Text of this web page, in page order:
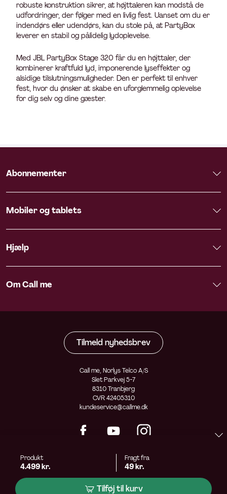
robuste konstruktion sikrer, at højttaleren kan modstå de
udfordringer, der følger med en livlig fest. Uanset om du er
indendørs eller udendørs, kan du stole på, at PartyBox
leverer en stabil og pålidelig lydoplevelse.
Med JBL PartyBox Stage 320 får du en højttaler, der
kombinerer kraftfuld lyd, imponerende lyseffekter og
alsidige tilslutningsmuligheder. Den er perfekt til enhver
fest, hvor du ønsker at skabe en uforglemmelig oplevelse
for dig selv og dine gæster.
Produkt
4.499 kr.
Fragt fra
49 kr.
Tilføj til kurv
Abonnementer
Mobiler og tablets
Hjælp
Om Call me
Tilmeld nyhedsbrev
Call me, Norlys Telco A/S
Slet Parkvej 5-7
8310 Tranbjerg
CVR 42405310
kundeservice@callme.dk